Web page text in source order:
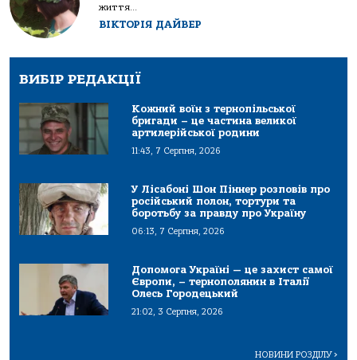
життя...
ВІКТОРІЯ ДАЙВЕР
ВИБІР РЕДАКЦІЇ
Кожний воїн з тернопільської
бригади – це частина великої
артилерійської родини
11:43, 7 Серпня, 2026
У Лісабоні Шон Піннер розповів про
російський полон, тортури та
боротьбу за правду про Україну
06:13, 7 Серпня, 2026
Допомога Україні — це захист самої
Європи, – тернополянин в Італії
Олесь Городецький
21:02, 3 Серпня, 2026
НОВИНИ РОЗДІЛУ>